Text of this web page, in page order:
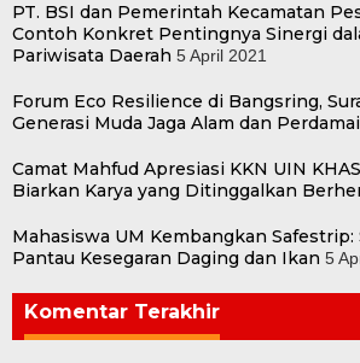
PT. BSI dan Pemerintah Kecamatan
Contoh Konkret Pentingnya Sinergi
Pariwisata Daerah 5 April 2021
Forum Eco Resilience di Bangsring,
Generasi Muda Jaga Alam dan
Camat Mahfud Apresiasi KKN UIN
Biarkan Karya yang Ditinggalkan
Mahasiswa UM Kembangkan Safestrip:
Pantau Kesegaran Daging dan Ikan 5
Komentar Terakhir